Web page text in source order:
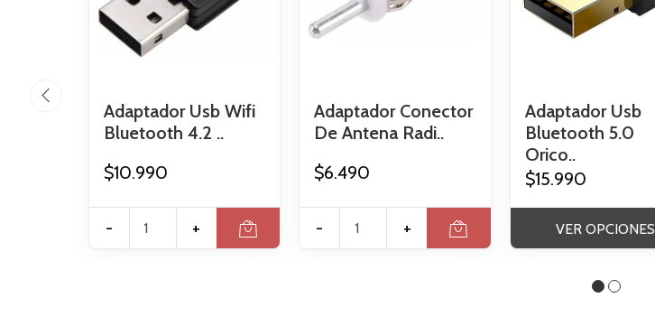
Adaptador Usb Wifi
Bluetooth 4.2 ..
$10.990
- +
Adaptador Conector
De Antena Radi..
$6.490
- +
Adaptador Usb
Bluetooth 5.0
Orico..
$15.990
VER OPCIONES